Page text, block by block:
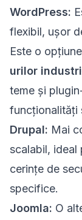
WordPress:
flexibil, ușor
Este o
urilor
teme și
funcționalități
Drupal: Mai
scalabil, ideal
cerințe de
specifice.
Joomla: O